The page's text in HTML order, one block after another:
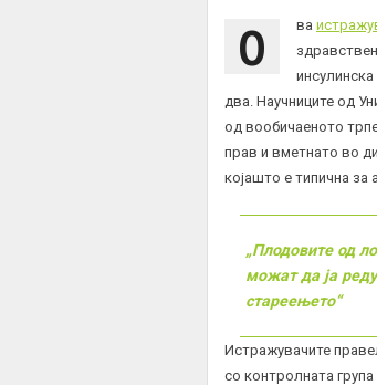
О ва
два. Научниците од
од вообичаеното
прав и вметнато во
којашто е типична за
„Плодовите од
можат да ја
стареењето“
Истражувачите
со контролната